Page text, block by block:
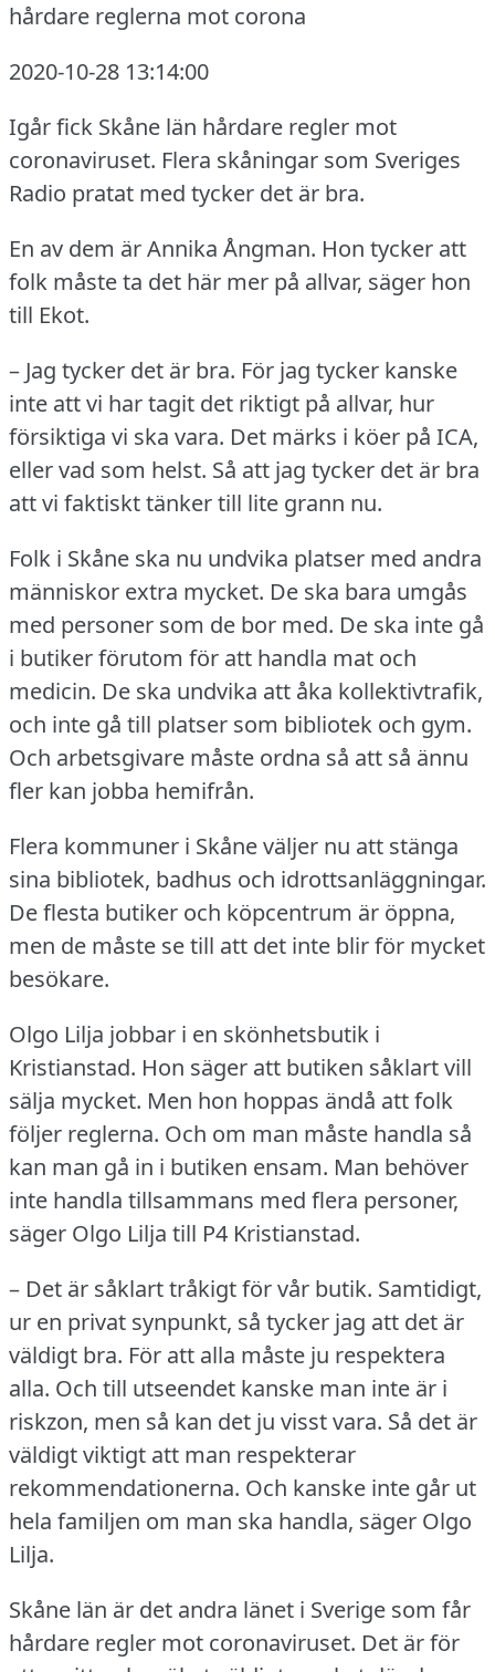
hårdare reglerna mot corona
2020-10-28 13:14:00
Igår fick Skåne län hårdare regler mot
coronaviruset. Flera skåningar som Sveriges
Radio pratat med tycker det är bra.
En av dem är Annika Ångman. Hon tycker att
folk måste ta det här mer på allvar, säger hon
till Ekot.
– Jag tycker det är bra. För jag tycker kanske
inte att vi har tagit det riktigt på allvar, hur
försiktiga vi ska vara. Det märks i köer på ICA,
eller vad som helst. Så att jag tycker det är bra
att vi faktiskt tänker till lite grann nu.
Folk i Skåne ska nu undvika platser med andra
människor extra mycket. De ska bara umgås
med personer som de bor med. De ska inte gå
i butiker förutom för att handla mat och
medicin. De ska undvika att åka kollektivtrafik,
och inte gå till platser som bibliotek och gym.
Och arbetsgivare måste ordna så att så ännu
fler kan jobba hemifrån.
Flera kommuner i Skåne väljer nu att stänga
sina bibliotek, badhus och idrottsanläggningar.
De flesta butiker och köpcentrum är öppna,
men de måste se till att det inte blir för mycket
besökare.
Olgo Lilja jobbar i en skönhetsbutik i
Kristianstad. Hon säger att butiken såklart vill
sälja mycket. Men hon hoppas ändå att folk
följer reglerna. Och om man måste handla så
kan man gå in i butiken ensam. Man behöver
inte handla tillsammans med flera personer,
säger Olgo Lilja till P4 Kristianstad.
– Det är såklart tråkigt för vår butik. Samtidigt,
ur en privat synpunkt, så tycker jag att det är
väldigt bra. För att alla måste ju respektera
alla. Och till utseendet kanske man inte är i
riskzon, men så kan det ju visst vara. Så det är
väldigt viktigt att man respekterar
rekommendationerna. Och kanske inte går ut
hela familjen om man ska handla, säger Olgo
Lilja.
Skåne län är det andra länet i Sverige som får
hårdare regler mot coronaviruset. Det är för